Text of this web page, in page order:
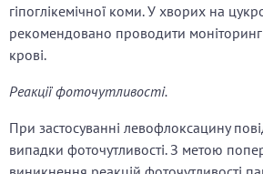
гіпоглікемічної коми. У хворих на
рекомендовано проводити
крові.
Реакції фоточутливості.
При застосуванні левофлоксацину
випадки фоточутливості. З метою